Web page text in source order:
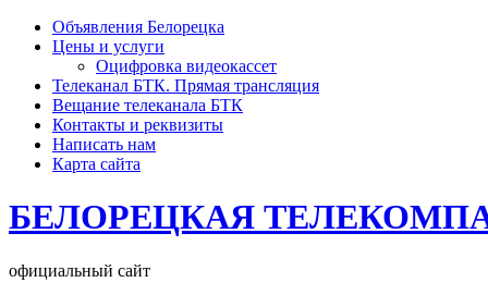
Объявления Белорецка
Цены и услуги
Оцифровка видеокассет
Телеканал БТК. Прямая трансляция
Вещание телеканала БТК
Контакты и реквизиты
Написать нам
Карта сайта
БЕЛОРЕЦКАЯ
официальный сайт